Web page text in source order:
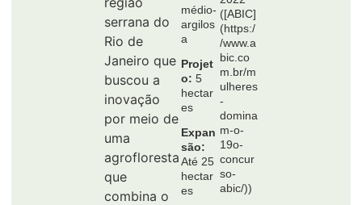
serrana do
Rio de
Janeiro que
buscou a
inovação
por meio de
uma
agrofloresta
que
combina o
médio-
argilos
a
Projet
o: 5
hectar
es
Expan
são:
Até 25
hectar
es
([ABIC]
(https:/
/www.a
bic.co
m.br/m
ulheres
-
domina
m-o-
19o-
concur
so-
abic/))